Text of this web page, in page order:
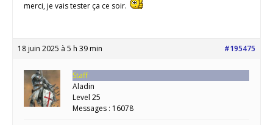
merci, je vais tester ça ce soir.
18 juin 2025 à 5 h 39 min #195475
Staff
Aladin
Level 25
Messages : 16078